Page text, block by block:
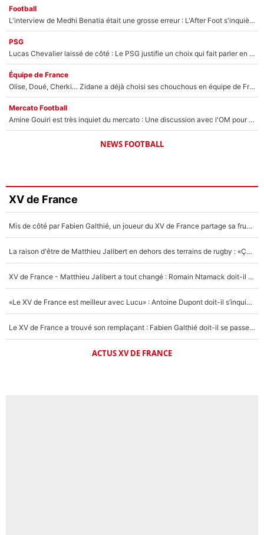
Football
L'interview de Medhi Benatia était une grosse erreur : L'After Foot s'inquiète pour l'avenir de l'ancien dirigeant de l'OM qui pourrait rester longtemps au chômage
PSG
Lucas Chevalier laissé de côté : Le PSG justifie un choix qui fait parler en plein mercato
Équipe de France
Olise, Doué, Cherki… Zidane a déjà choisi ses chouchous en équipe de France ? L’IA annonce des surprises sans Kylian Mbappé !
Mercato Football
Amine Gouiri est très inquiet du mercato : Une discussion avec l'OM pour acter son transfert !
NEWS FOOTBALL
XV de France
Mis de côté par Fabien Galthié, un joueur du XV de France partage sa frustration : «ils ne me l’ont pas dit tout de suite»
La raison d'être de Matthieu Jalibert en dehors des terrains de rugby : «Ça m'atteint autant que si tu touches à un membre de ma famille»
XV de France - Matthieu Jalibert a tout changé : Romain Ntamack doit-il s’inquiéter pour sa place à un an de la Coupe du monde ?
«Le XV de France est meilleur avec Lucu» : Antoine Dupont doit-il s’inquiéter pour sa place ?
Le XV de France a trouvé son remplaçant : Fabien Galthié doit-il se passer d'Antoine Dupont ?
ACTUS XV DE FRANCE